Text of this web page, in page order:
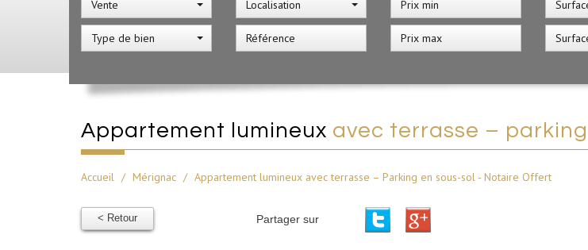
Vente
Type de bien
Localisation
appartement lumineux avec terrasse –
Accueil Mérignac Appartement lumineux avec terrasse – Parking en sous-sol - Notaire Offert
< Retour Partager sur